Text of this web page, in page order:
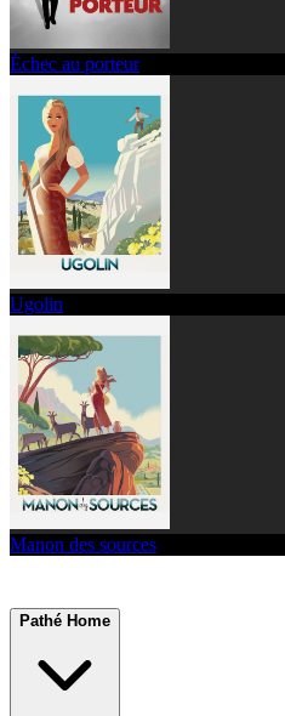
Échec au porteur
Ugolin
Manon des sources
Pathé Home